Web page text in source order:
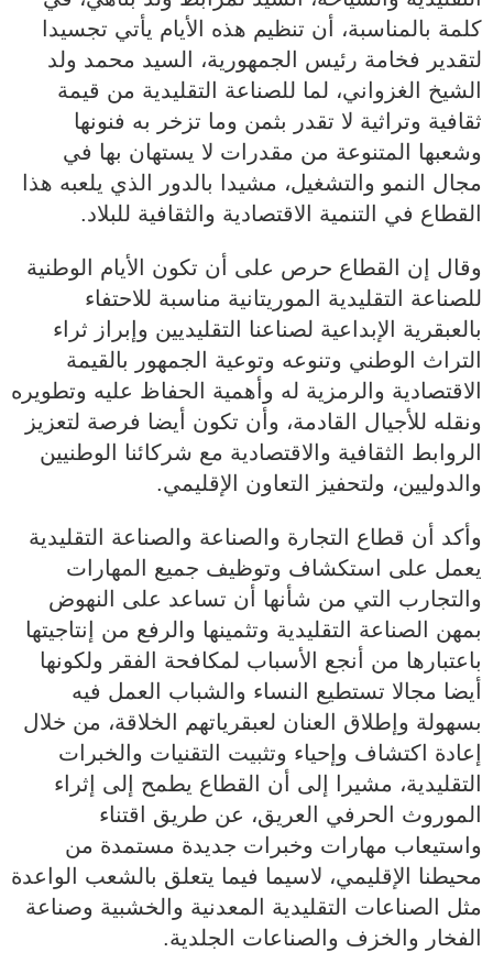
كلمة بالمناسبة، أن تنظيم هذه الأيام يأتي تجسيدا
لتقدير فخامة رئيس الجمهورية، السيد محمد ولد
الشيخ الغزواني، لما للصناعة التقليدية من قيمة
ثقافية وتراثية لا تقدر بثمن وما تزخر به فنونها
وشعبها المتنوعة من مقدرات لا يستهان بها في
مجال النمو والتشغيل، مشيدا بالدور الذي يلعبه هذا
القطاع في التنمية الاقتصادية والثقافية للبلاد.
وقال إن القطاع حرص على أن تكون الأيام الوطنية
للصناعة التقليدية الموريتانية مناسبة للاحتفاء
بالعبقرية الإبداعية لصناعنا التقليديين وإبراز ثراء
التراث الوطني وتنوعه وتوعية الجمهور بالقيمة
الاقتصادية والرمزية له وأهمية الحفاظ عليه وتطويره
ونقله للأجيال القادمة، وأن تكون أيضا فرصة لتعزيز
الروابط الثقافية والاقتصادية مع شركائنا الوطنيين
والدوليين، ولتحفيز التعاون الإقليمي.
وأكد أن قطاع التجارة والصناعة والصناعة التقليدية
يعمل على استكشاف وتوظيف جميع المهارات
والتجارب التي من شأنها أن تساعد على النهوض
بمهن الصناعة التقليدية وتثمينها والرفع من إنتاجيتها
باعتبارها من أنجع الأسباب لمكافحة الفقر ولكونها
أيضا مجالا تستطيع النساء والشباب العمل فيه
بسهولة وإطلاق العنان لعبقرياتهم الخلاقة، من خلال
إعادة اكتشاف وإحياء وتثبيت التقنيات والخبرات
التقليدية، مشيرا إلى أن القطاع يطمح إلى إثراء
الموروث الحرفي العريق، عن طريق اقتناء
واستيعاب مهارات وخبرات جديدة مستمدة من
محيطنا الإقليمي، لاسيما فيما يتعلق بالشعب الواعدة
مثل الصناعات التقليدية المعدنية والخشبية وصناعة
الفخار والخزف والصناعات الجلدية.